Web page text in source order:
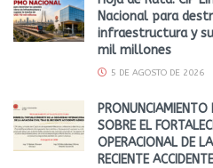
Nacional para
infraestructura y
mil millones
5 DE AGOSTO DE 2026
SOBRE EL
OPERACIONAL DE
RECIENTE